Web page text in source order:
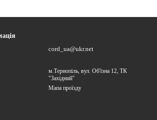
cord_ua@ukr.net
м.Тернопіль, вул. Об'їзна 12, ТК
"Західний"
Мапа проїзду